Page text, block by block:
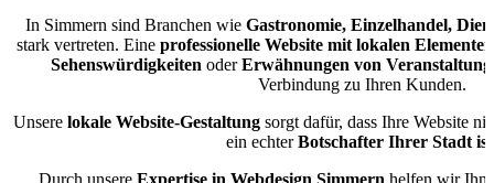
In Simmern sind Branchen wie Gastronomie, Einzelhandel,
stark vertreten. Eine professionelle Website mit lokalen Elementen
Sehenswürdigkeiten oderErwähnungen von
Verbindung zu Ihren Kunden.
Unsere lokale Website-Gestaltungsorgt dafür, dass Ihre Website
ein echterBotschafter Ihrer Stadt ist
Durch unsere Expertise in Webdesign Simmern helfen wir